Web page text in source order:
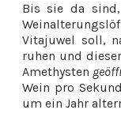
Bis sie da
Vitajuwel soll,
ruhen und
Amethysten
Wein pro
um ein Jahr